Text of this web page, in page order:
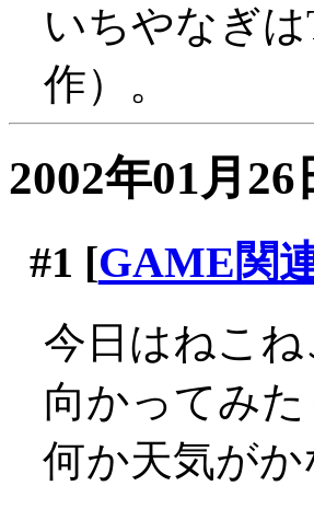
いちやなぎ
作）。
2002年01月26
#1 [GAME関
今日はねこ
向かってみた
何か天気が